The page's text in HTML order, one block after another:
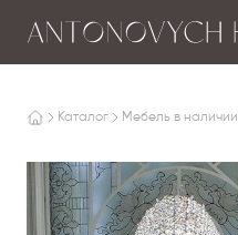
Каталог Мебель в наличии